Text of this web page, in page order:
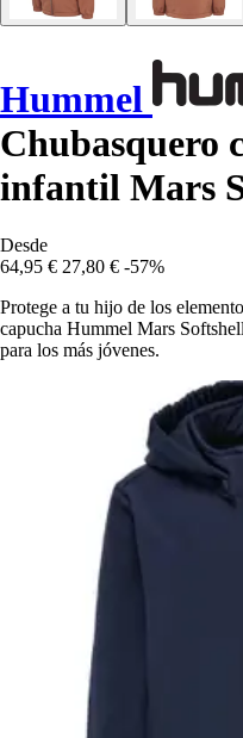
Hummel
Chubasquero
infantil Mars
Desde
64,95 € 27,80 € -57%
Protege a tu hijo de los
capucha Hummel Mars
para los más jóvenes.